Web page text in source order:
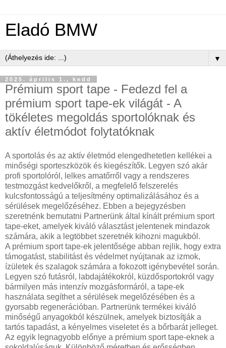
Eladó BMW
▼
2025. április 1., kedd
Prémium sport tape - Fedezd fel a
prémium sport tape-ek világát - A
tökéletes megoldás sportolóknak és
aktív életmódot folytatóknak
A sportolás és az aktív életmód elengedhetetlen kellékei a
minőségi sporteszközök és kiegészítők. Legyen szó akár
profi sportolóról, lelkes amatőrről vagy a rendszeres
testmozgást kedvelőkről, a megfelelő felszerelés
kulcsfontosságú a teljesítmény optimalizálásához és a
sérülések megelőzéséhez. Ebben a bejegyzésben
szeretnénk bemutatni Partnerünk által kínált prémium sport
tape-eket, amelyek kiváló választást jelentenek mindazok
számára, akik a legtöbbet szeretnék kihozni magukból.
A prémium sport tape-ek jelentősége abban rejlik, hogy extra
támogatást, stabilitást és védelmet nyújtanak az izmok,
ízületek és szalagok számára a fokozott igénybevétel során.
Legyen szó futásról, labdajátékokról, küzdősportokról vagy
bármilyen más intenzív mozgásformáról, a tape-ek
használata segíthet a sérülések megelőzésében és a
gyorsabb regenerációban. Partnerünk termékei kiváló
minőségű anyagokból készülnek, amelyek biztosítják a
tartós tapadást, a kényelmes viseletet és a bőrbarát jelleget.
Az egyik legnagyobb előnye a prémium sport tape-eknek a